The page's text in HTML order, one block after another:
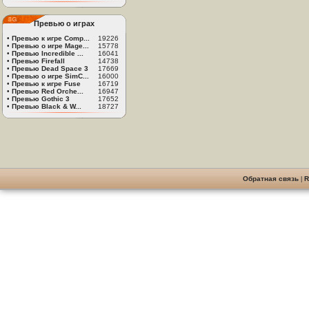
Превью о играх
• Превью к игре Comp...
19226
• Превью о игре Mage...
15778
• Превью Incredible ...
16041
• Превью Firefall
14738
• Превью Dead Space 3
17669
• Превью о игре SimC...
16000
• Превью к игре Fuse
16719
• Превью Red Orche...
16947
• Превью Gothic 3
17652
• Превью Black & W... 18727
Обратная связь